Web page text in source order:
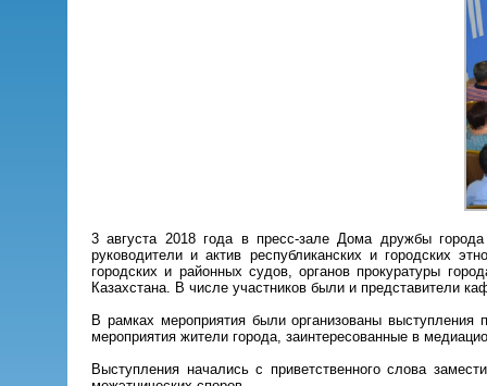
3 августа 2018 года в пресс-зале Дома дружбы
руководители и актив республиканских и городских
городских и районных судов, органов прокуратуры
Казахстана. В числе участников были и представители
В рамках мероприятия были организованы
мероприятия жители города, заинтересованные в
Выступления начались с приветственного слова